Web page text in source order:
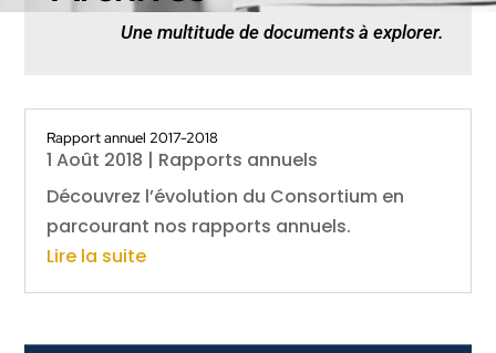
Une multitude de documents à explorer.
Rapport annuel 2017-2018
1 Août 2018 | Rapports annuels
Découvrez l’évolution du Consortium en
parcourant nos rapports annuels.
Lire la suite